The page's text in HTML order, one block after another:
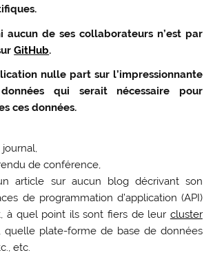
aucun de ses collaborateurs n’est par
GitHub.
nulle part sur l’impressionnante
qui serait nécessaire pour
ces données.
de conférence,
article sur aucun blog décrivant son
de programmation d’application (API)
à quel point ils sont fiers de leur cluster
, quelle plate-forme de base de données
etc.